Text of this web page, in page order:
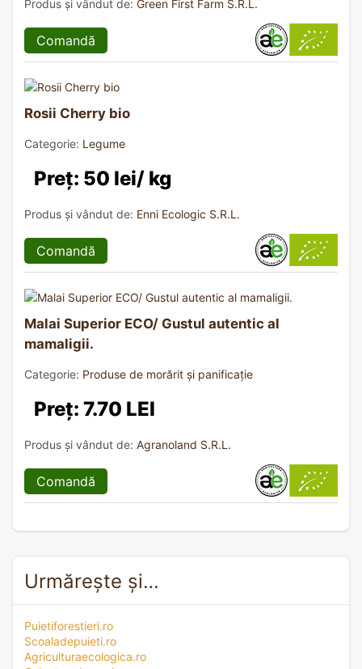
Produs și vândut de: Green First Farm S.R.L.
Comandă
Rosii Cherry bio
Categorie: Legume
Preț: 50 lei/ kg
Produs și vândut de: Enni Ecologic S.R.L.
Comandă
Malai Superior ECO/ Gustul autentic al
mamaligii.
Categorie: Produse de morărit și panificație
Preț: 7.70 LEI
Produs și vândut de: Agranoland S.R.L.
Comandă
Urmărește și…
Puietiforestieri.ro
Scoaladepuieti.ro
Agriculturaecologica.ro